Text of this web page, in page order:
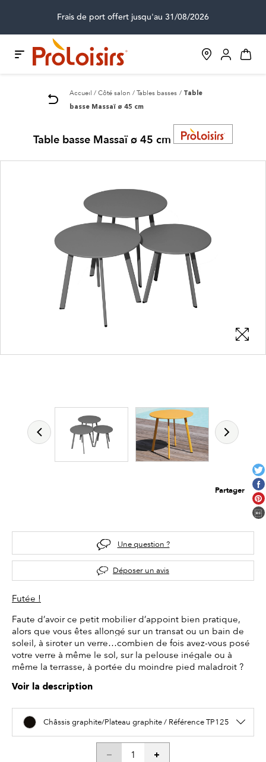
Frais de port offert jusqu'au 31/08/2026
Accueil Côté salon Tables basses Table
basse Massaï ø 45 cm
Table basse Massaï ø 45 cm
Partager
Une question ?
Déposer un avis
Futée !
Faute d’avoir ce petit mobilier d’appoint bien pratique,
alors que vous êtes allongé sur un transat ou un bain de
soleil, à siroter un verre…combien de fois avez-vous posé
votre verre à même le sol, sur la pelouse inégale ou à
même la terrasse, à portée du moindre pied maladroit ?
Voir la description
Châssis graphite/Plateau graphite / Référence TP125